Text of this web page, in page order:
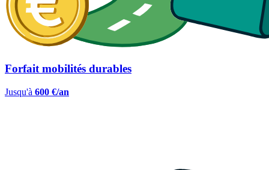
Forfait mobilités durables
Jusqu'à 600 €/an